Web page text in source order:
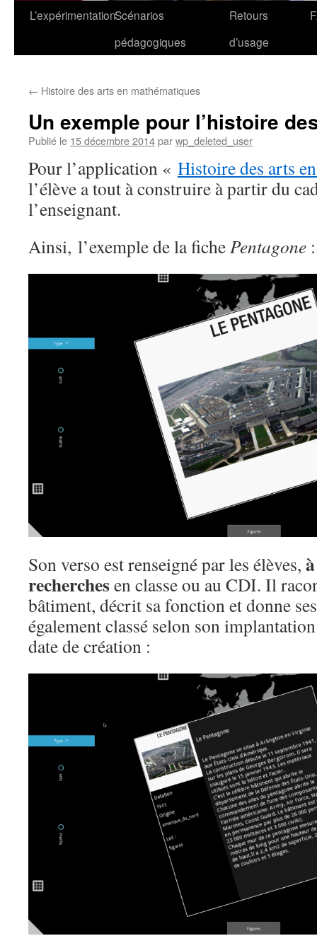
L’expérimentationScénarios
pédagogiques
Retours
d’usage
← Histoire des arts en mathématiques
Un exemple pour l’histoire
Publié le 15 décembre 2014parwp_deleted_user
Pour l’application « Histoire des arts
l’élève a tout à construire à partir du
l’enseignant.
Ainsi, l’exemple de la fichePentagone :
Son verso est renseigné par les élèves,
recherchesen classe ou au CDI. Il
bâtiment, décrit sa fonction et donne
également classé selon son
date de création :